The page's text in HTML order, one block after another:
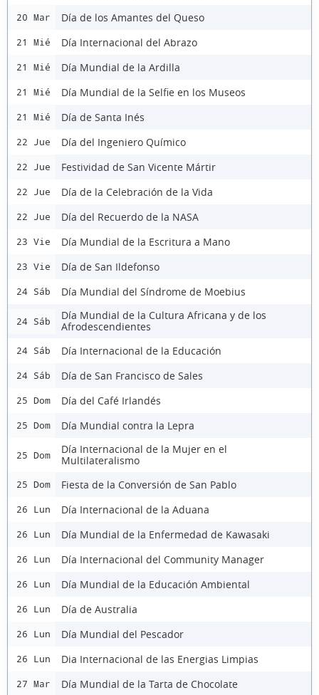
20 Mar Día de los Amantes del Queso
21 Mié Día Internacional del Abrazo
21 Mié Día Mundial de la Ardilla
21 Mié Día Mundial de la Selfie en los Museos
21 Mié Día de Santa Inés
22 Jue Día del Ingeniero Químico
22 Jue Festividad de San Vicente Mártir
22 Jue Día de la Celebración de la Vida
22 Jue Día del Recuerdo de la NASA
23 Vie Día Mundial de la Escritura a Mano
23 Vie Día de San Ildefonso
24 Sáb Día Mundial del Síndrome de Moebius
24 Sáb
Día Mundial de la Cultura Africana y de los
Afrodescendientes
24 Sáb Día Internacional de la Educación
24 Sáb Día de San Francisco de Sales
25 Dom Día del Café Irlandés
25 Dom Día Mundial contra la Lepra
25 Dom
Día Internacional de la Mujer en el
Multilateralismo
25 Dom Fiesta de la Conversión de San Pablo
26 Lun Día Internacional de la Aduana
26 Lun Día Mundial de la Enfermedad de Kawasaki
26 Lun Día Internacional del Community Manager
26 Lun Día Mundial de la Educación Ambiental
26 Lun Día de Australia
26 Lun Día Mundial del Pescador
26 Lun Dia Internacional de las Energias Limpias
27 Mar Día Mundial de la Tarta de Chocolate